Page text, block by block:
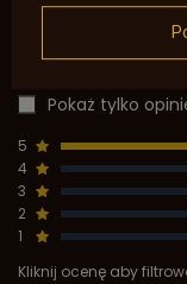
Pokaż tylko
5
4
3
2
1
Kliknij ocenę aby